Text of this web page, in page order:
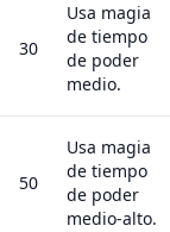
30
Usa magia
de tiempo
de poder
medio.
50
Usa magia
de tiempo
de poder
medio-alto.